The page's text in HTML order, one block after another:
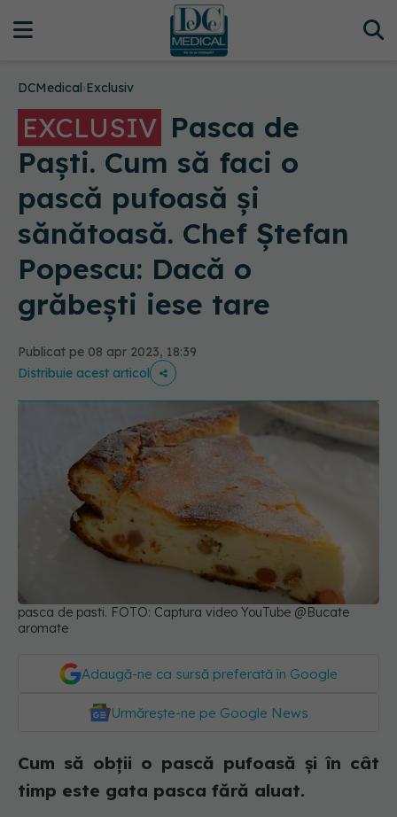
DCMedical›Exclusiv
EXCLUSIV Pasca de
Paști. Cum să faci o
pască pufoasă și
sănătoasă. Chef Ștefan
Popescu: Dacă o
grăbești iese tare
Publicat pe 08 apr 2023, 18:39
Distribuie acest articol
pasca de pasti. FOTO: Captura video YouTube @Bucate
aromate
Adaugă-ne ca sursă preferată în Google
Urmărește-ne pe Google News
Cum să obții o pască pufoasă și în cât
timp este gata pasca fără aluat.